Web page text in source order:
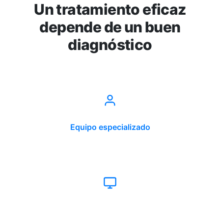
Un tratamiento eficaz
depende de un buen
diagnóstico
Equipo especializado